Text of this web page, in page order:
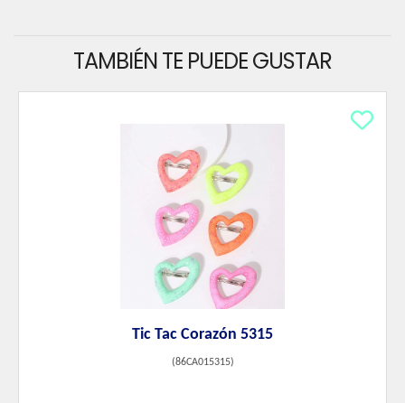
TAMBIÉN TE PUEDE GUSTAR
Tic Tac Corazón 5315
(86CA015315)